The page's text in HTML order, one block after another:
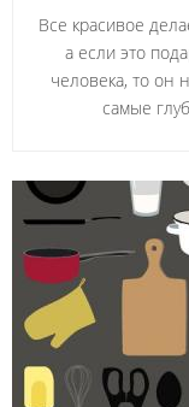
Все красивое
а если это
человека, то он
самые